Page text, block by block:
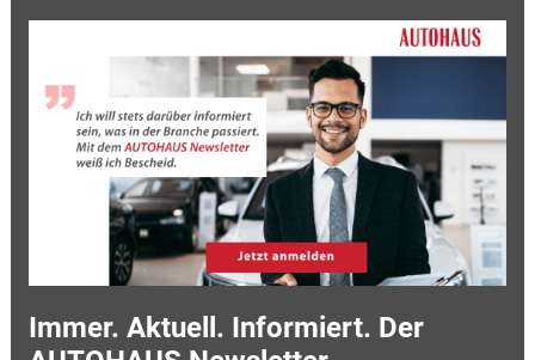
Immer. Aktuell. Informiert. Der